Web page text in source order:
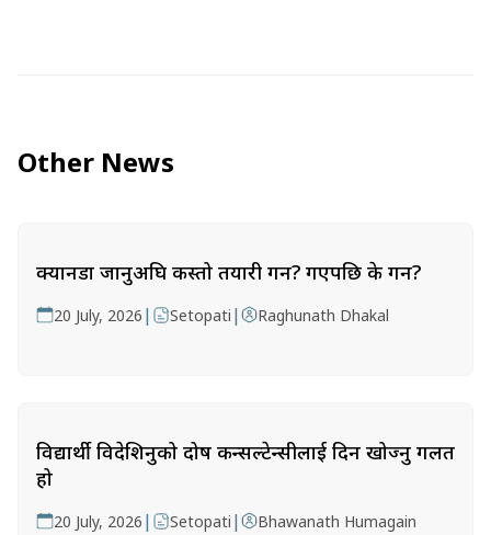
Other News
क्यानडा जानुअघि कस्तो तयारी गर्ने? गएपछि के गर्ने?
20 July, 2026 | Setopati | Raghunath Dhakal
विद्यार्थी विदेशिनुको दोष कन्सल्टेन्सीलाई दिन खोज्नु गलत
हो
20 July, 2026 | Setopati | Bhawanath Humagain